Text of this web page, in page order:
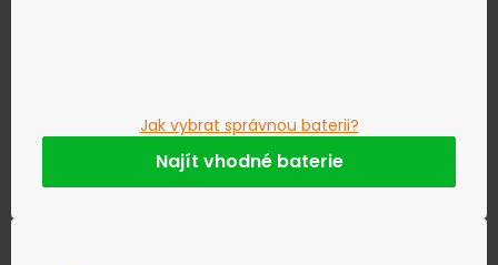
Jak vybrat správnou baterii?
Najít vhodné baterie